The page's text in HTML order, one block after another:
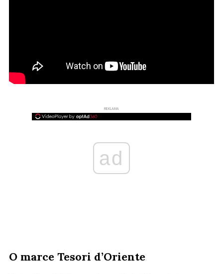
REKLAMA
ad
O marce Tesori d’Oriente